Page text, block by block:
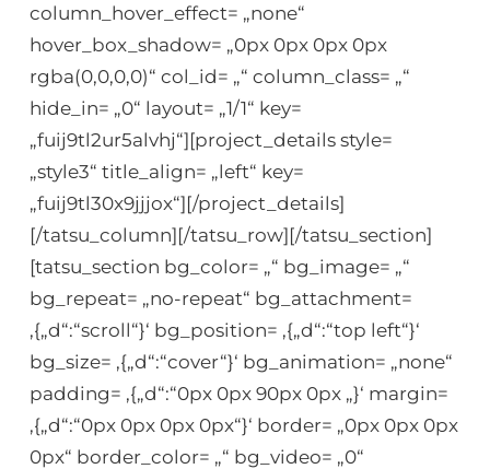
column_hover_effect= „none“
hover_box_shadow= „0px 0px 0px 0px
rgba(0,0,0,0)“ col_id= „“ column_class= „“
hide_in= „0“ layout= „1/1“ key=
„fuij9tl2ur5alvhj“][project_details style=
„style3“ title_align= „left“ key=
„fuij9tl30x9jjjox“][/project_details]
[/tatsu_column][/tatsu_row][/tatsu_section]
[tatsu_section bg_color= „“ bg_image= „“
bg_repeat= „no-repeat“ bg_attachment=
‚{„d“:“scroll“}‘ bg_position= ‚{„d“:“top left“}‘
bg_size= ‚{„d“:“cover“}‘ bg_animation= „none“
padding= ‚{„d“:“0px 0px 90px 0px „}‘ margin=
‚{„d“:“0px 0px 0px 0px“}‘ border= „0px 0px 0px
0px“ border_color= „“ bg_video= „0“